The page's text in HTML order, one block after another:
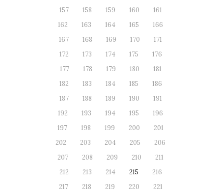
157
158 159 160
161
162
163 164 165
166
167
168 169 170
171
172
173 174 175
176
177
178 179 180
181
182
183 184 185
186
187
188 189 190
191
192
193 194 195
196
197
198 199 200
201
202
203 204 205
206
207
208 209 210
211
212
213 214 215
216
217
218 219 220
221